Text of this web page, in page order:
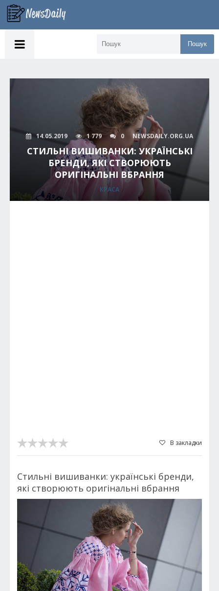
Пошук
14.05.2019 1 779 0 NEWSDAILY.ORG.UA
СТИЛЬНІ ВИШИВАНКИ: УКРАЇНСЬКІ
БРЕНДИ, ЯКІ СТВОРЮЮТЬ
ОРИГІНАЛЬНІ ВБРАННЯ
КРАСА
В закладки
Стильні вишиванки: українські бренди,
які створюють оригінальні вбрання